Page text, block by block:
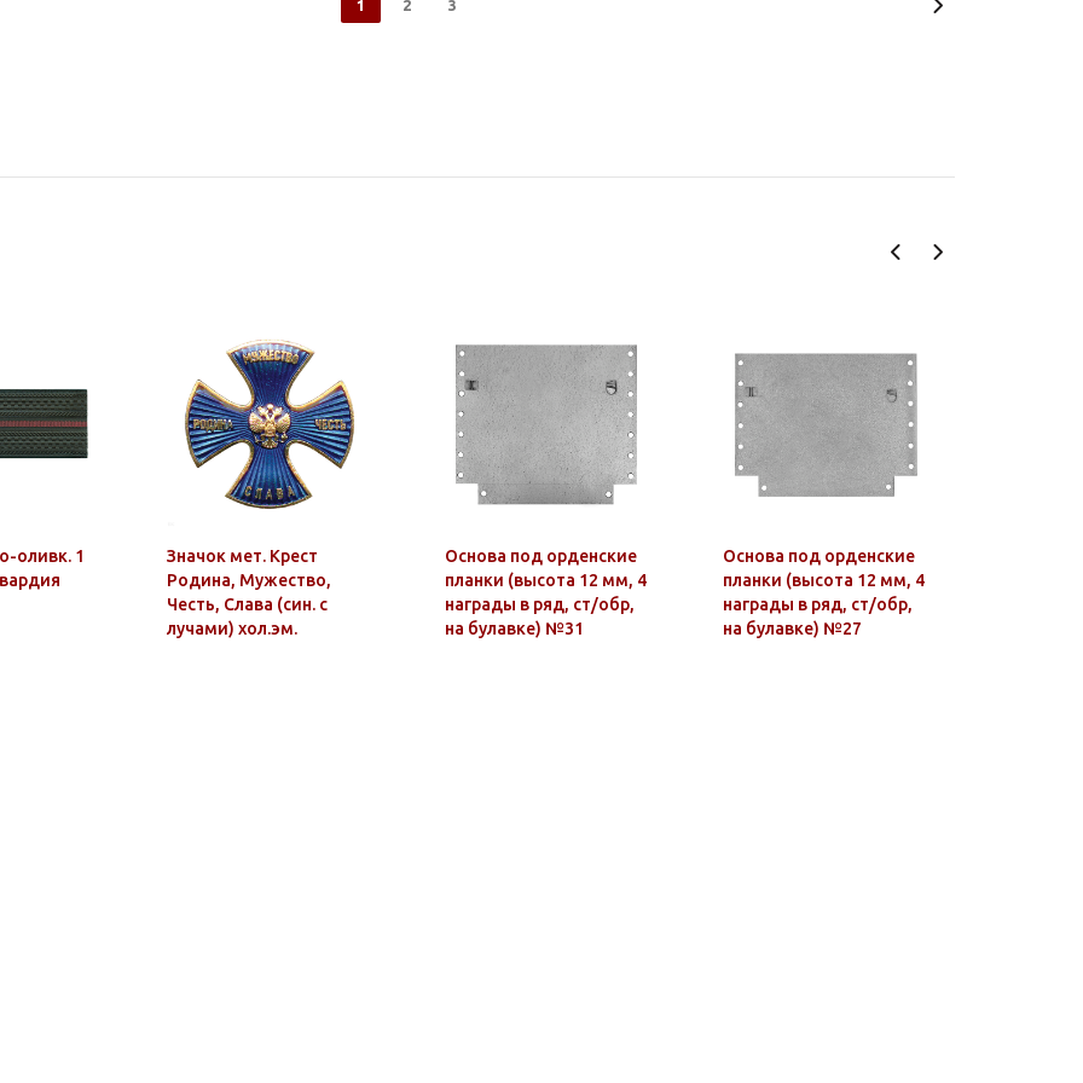
1 2 3
оливк. 1
Значок мет. Крест
Родина, Мужество,
Честь, Слава (син. с
лучами) хол.эм.
Основа под орденские
планки (высота 12 мм, 4
награды в ряд, ст/обр,
на булавке) №31
Основа под орденские
планки (высота 12 мм, 4
награды в ряд, ст/обр,
на булавке) №27